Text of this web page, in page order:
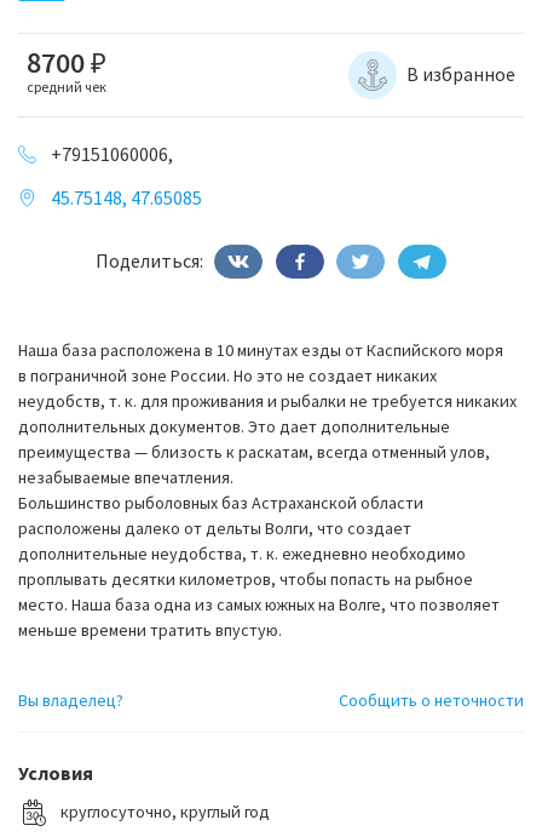
8700₽
средний чек
В избранное
+79151060006,
45.75148, 47.65085
Поделиться:
Наша база расположена в 10 минутах езды от Каспийского моря
в пограничной зоне России. Но это не создает никаких
неудобств, т. к. для проживания и рыбалки не требуется никаких
дополнительных документов. Это дает дополнительные
преимущества — близость к раскатам, всегда отменный улов,
незабываемые впечатления.
Большинство рыболовных баз Астраханской области
расположены далеко от дельты Волги, что создает
дополнительные неудобства, т. к. ежедневно необходимо
проплывать десятки километров, чтобы попасть на рыбное
место. Наша база одна из самых южных на Волге, что позволяет
меньше времени тратить впустую.
Вы владелец? Сообщить о неточности
Условия
круглосуточно, круглый год